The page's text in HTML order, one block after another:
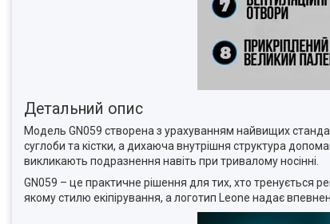
Детальний опис
Модель GN059 створена з урахуванням найвищих
суглоби та кістки, а дихаюча внутрішня структура
викликають подразнення навіть при тривалому носінні.
GN059 – це практичне рішення для тих, хто тренується
якому стилю екіпірування, а логотип Leone надає